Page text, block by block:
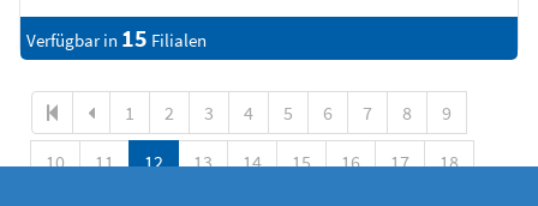
Verfügbar in 15 Filialen
1 2 3 4 5 6 7 8 9
10 11 12 13 14 15 16 17 18